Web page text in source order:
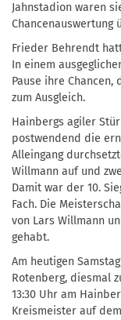
Jahnstadion waren
Chancenauswertung
Frieder Behrendt
In einem
Pause ihre
zum Ausgleich.
Hainbergs agiler
postwendend die
Alleingang
Willmann auf und
Damit war der 10.
Fach. Die
von Lars Willmann
gehabt.
Am heutigen
Rotenberg, diesmal
13:30 Uhr am
Kreismeister auf